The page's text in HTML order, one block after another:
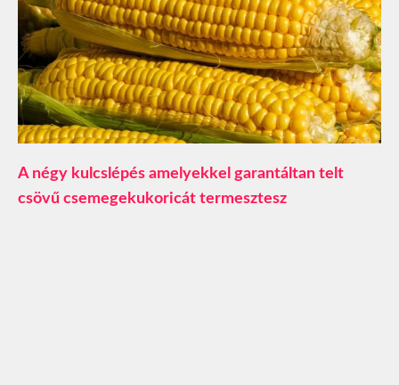
A négy kulcslépés amelyekkel garantáltan telt
csövű csemegekukoricát termesztesz